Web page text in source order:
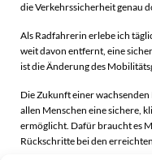
die Verkehrssicherheit genau
Als Radfahrerin erlebe ich
weit davon entfernt, eine
ist die Änderung des
Die Zukunft einer
allen Menschen eine sichere,
ermöglicht. Dafür braucht es
Rückschritte bei den